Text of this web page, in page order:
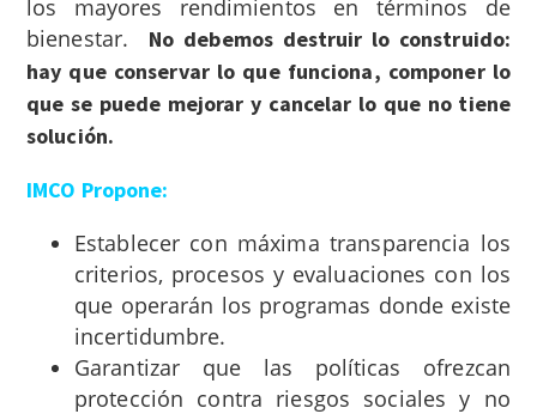
los mayores rendimientos en términos de
bienestar. No debemos destruir lo construido:
hay que conservar lo que funciona, componer lo
que se puede mejorar y cancelar lo que no tiene
solución.
IMCO Propone:
Establecer con máxima transparencia los
criterios, procesos y evaluaciones con los
que operarán los programas donde existe
incertidumbre.
Garantizar que las políticas ofrezcan
protección contra riesgos sociales y no